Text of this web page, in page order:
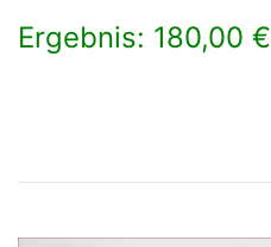
Ergebnis: 180,00 €